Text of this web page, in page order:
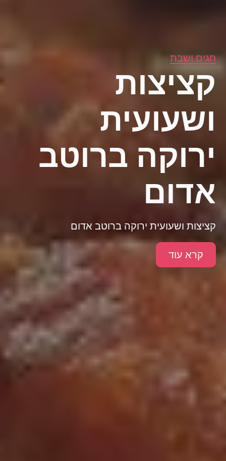
חגים ושבת
קציצות
ושעועית
ירוקה ברוטב
אדום
קציצות ושעועית ירוקה ברוטב אדום
קרא עוד